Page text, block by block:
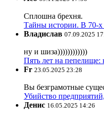
Сплошна брехня.
Тайны истории. В 70-х
Владислав 07.09.2025
ну и шиза))))))))))))
Пять лет на
Fr 23.05.2025 23:28
Вы безграмотные
Убийство
Денис 16.05.2025 14:26